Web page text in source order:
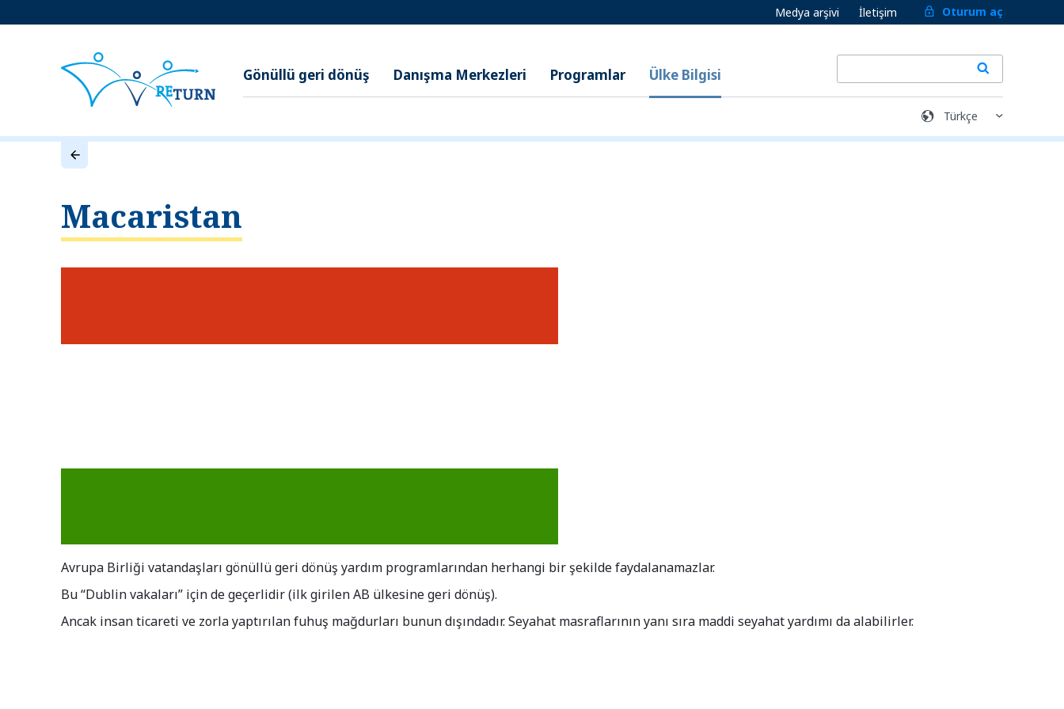
Medya arşivi İletişim Oturum aç
Gönüllü geri dönüş Danışma Merkezleri Programlar Ülke Bilgisi
Macaristan
Avrupa Birliği vatandaşları gönüllü geri dönüş yardım programlarından herhangi bir şekilde faydalanamazlar.
Bu “Dublin vakaları” için de geçerlidir (ilk girilen AB ülkesine geri dönüş).
Ancak insan ticareti ve zorla yaptırılan fuhuş mağdurları bunun dışındadır. Seyahat masraflarının yanı sıra maddi seyahat yardımı da alabilirler.